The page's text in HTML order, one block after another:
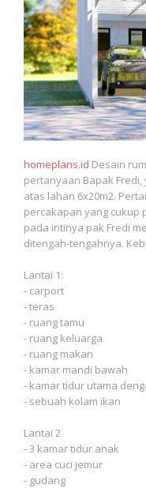
homeplans.id Desain
pertanyaan Bapak
atas lahan 6x20m2.
percakapan yang cukup
pada intinya pak Fredi
ditengah-tengahnya.
Lantai 1:
- carport
- teras
- ruang tamu
- ruang keluarga
- ruang makan
- kamar mandi bawah
- kamar tidur utama
- sebuah kolam ikan
Lantai 2
- 3 kamar tidur anak
- area cuci jemur
- gudang